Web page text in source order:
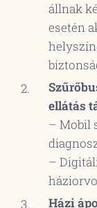
állnak
esetén
ellátás
– Mobil
–
Házi